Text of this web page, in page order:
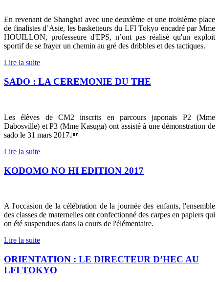
En revenant de Shanghai avec une deuxième et une troisième place
de finalistes d’Asie, les basketteurs du LFI Tokyo encadré par Mme
HOUILLON, professeure d'EPS, n’ont pas réalisé qu'un exploit
sportif de se frayer un chemin au gré des dribbles et des tactiques.
Lire la suite
SADO : LA CEREMONIE DU THE
Les élèves de CM2 inscrits en parcours japonais P2 (Mme
Dabosville) et P3 (Mme Kasuga) ont assisté à une démonstration de
sado le 31 mars 2017.
Lire la suite
KODOMO NO HI EDITION 2017
A l'occasion de la célébration de la journée des enfants, l'ensemble
des classes de maternelles ont confectionné des carpes en papiers qui
on été suspendues dans la cours de l'élémentaire.
Lire la suite
ORIENTATION : LE DIRECTEUR D’HEC AU
LFI TOKYO